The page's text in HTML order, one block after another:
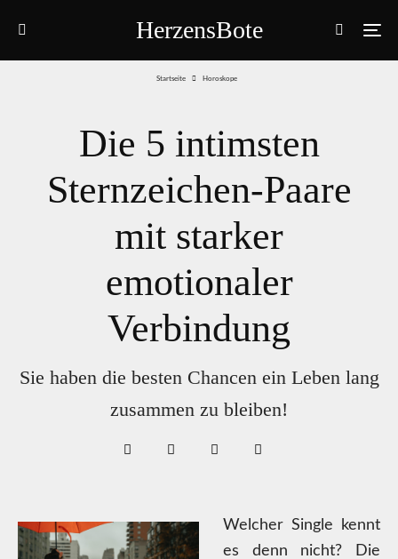
HerzensBote
Startseite Horoskope
Die 5 intimsten
Sternzeichen-Paare
mit starker
emotionaler
Verbindung
Sie haben die besten Chancen ein Leben lang
zusammen zu bleiben!
Welcher Single kennt
es denn nicht? Die